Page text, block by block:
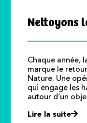
Nettoyons
Chaque année,
marque le
Nature. Une
qui engage les
autour d’un
Lire la suite